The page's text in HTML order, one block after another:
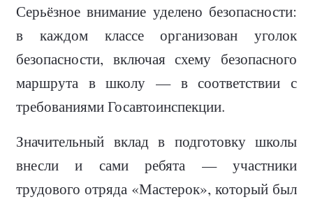
Серьёзное внимание уделено безопасности:
в каждом классе организован уголок
безопасности, включая схему безопасного
маршрута в школу — в соответствии с
требованиями Госавтоинспекции.
Значительный вклад в подготовку школы
внесли и сами ребята — участники
трудового отряда «Мастерок», который был